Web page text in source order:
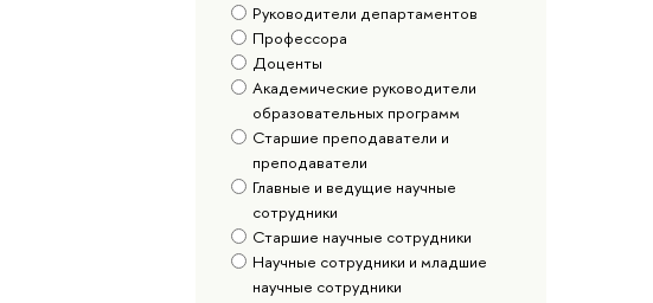
Руководители департаментов
Профессора
Доценты
Академические руководители
образовательных программ
Старшие преподаватели и
преподаватели
Главные и ведущие научные
сотрудники
Старшие научные сотрудники
Научные сотрудники и младшие
научные сотрудники